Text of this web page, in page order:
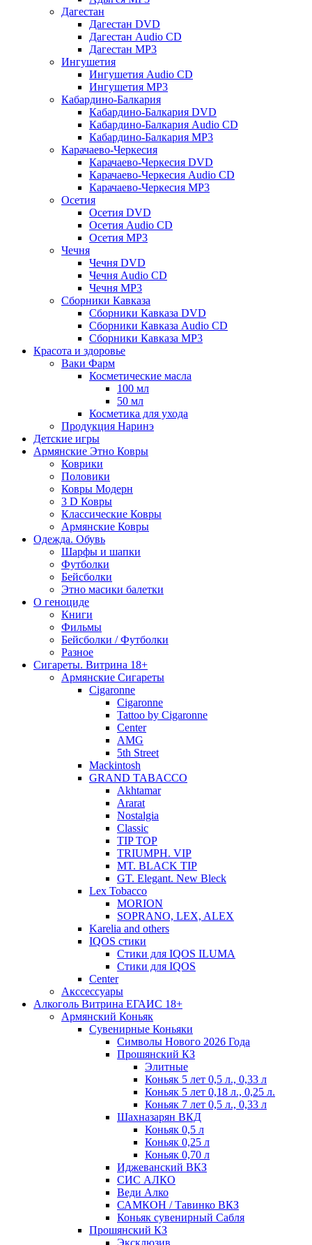
Дагестан
Дагестан DVD
Дагестан Audio CD
Дагестан MP3
Ингушетия
Ингушетия Audio CD
Ингушетия MP3
Кабардино-Балкария
Кабардино-Балкария DVD
Кабардино-Балкария Audio CD
Кабардино-Балкария MP3
Карачаево-Черкесия
Карачаево-Черкесия DVD
Карачаево-Черкесия Audio CD
Карачаево-Черкесия MP3
Осетия
Осетия DVD
Осетия Audio CD
Осетия MP3
Чечня
Чечня DVD
Чечня Audio CD
Чечня MP3
Сборники Кавказа
Сборники Кавказа DVD
Сборники Кавказа Audio CD
Сборники Кавказа MP3
Красота и здоровье
Ваки Фарм
Косметические масла
100 мл
50 мл
Косметика для ухода
Продукция Наринэ
Детские игры
Армянские Этно Ковры
Коврики
Половики
Ковры Модерн
3 D Ковры
Классические Ковры
Армянские Ковры
Одежда. Обувь
Шарфы и шапки
Футболки
Бейсболки
Этно масики балетки
О геноциде
Книги
Фильмы
Бейсболки / Футболки
Разное
Сигареты. Витрина 18+
Армянские Сигареты
Cigaronne
Cigaronne
Tattoo by Cigaronne
Center
AMG
5th Street
Mackintosh
GRAND TABACCO
Akhtamar
Ararat
Nostalgia
Classic
TIP TOP
TRIUMPH. VIP
MT. BLACK TIP
GT. Elegant. New Bleck
Lex Tobacco
MORION
SOPRANO, LEX, ALEX
Karelia and others
IQOS стики
Стики для IQOS ILUMA
Стики для IQOS
Сenter
Акссессуары
Алкоголь Витрина ЕГАИС 18+
Армянский Коньяк
Сувенирные Коньяки
Символы Нового 2026 Года
Прошянский КЗ
Элитные
Коньяк 5 лет 0,5 л., 0,33 л
Коньяк 5 лет 0,18 л., 0,25 л.
Коньяк 7 лет 0,5 л., 0,33 л
Шахназарян ВКД
Коньяк 0,5 л
Коньяк 0,25 л
Коньяк 0,70 л
Иджеванский ВКЗ
СИС АЛКО
Веди Алко
САМКОН / Тавинко ВКЗ
Коньяк сувенирный Сабля
Прошянский КЗ
Эксклюзив